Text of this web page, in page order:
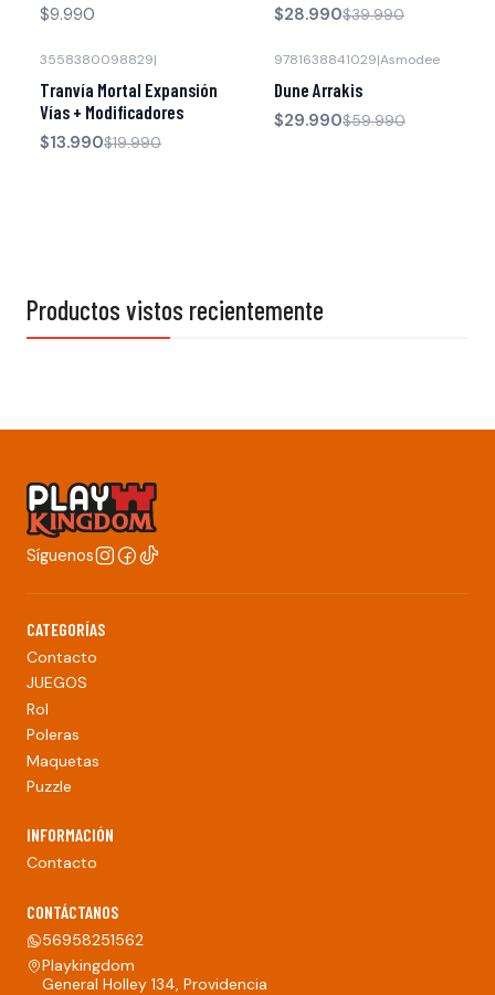
$9.990
$28.990$39.990
3558380098829|
Tranvía Mortal Expansión
Vías + Modificadores
$13.990$19.990
9781638841029|Asmodee
Dune Arrakis
$29.990$59.990
Productos vistos recientemente
Síguenos
CATEGORÍAS
Contacto
JUEGOS
Rol
Poleras
Maquetas
Puzzle
INFORMACIÓN
Contacto
CONTÁCTANOS
56958251562
Playkingdom
General Holley 134, Providencia